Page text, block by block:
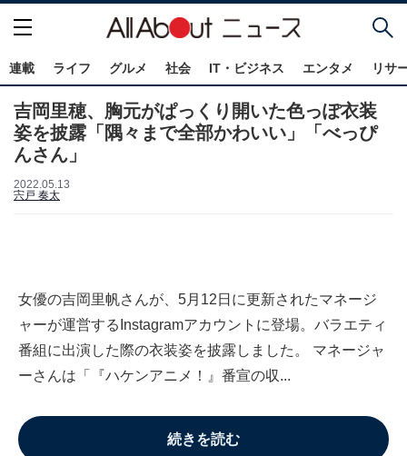
連載 ライフ グルメ 社会 IT・ビジネス エンタメ リサ
吉岡里穂、胸元がぱっくり開いた色っぽ衣装
姿を披露「隅々まで全部かわいい」「べっぴ
んさん」
2022.05.13
宍戸 奏太
女優の吉岡里帆さんが、5月12日に更新されたマネージ
ャーが運営するInstagramアカウントに登場。バラエティ
番組に出演した際の衣装姿を披露しました。 マネージャ
ーさんは「『ハケンアニメ！』番宣の収...
続きを読む